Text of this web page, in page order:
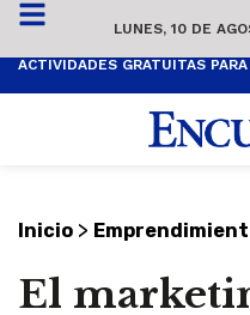
LUNES, 10 DE
Inicio >
El